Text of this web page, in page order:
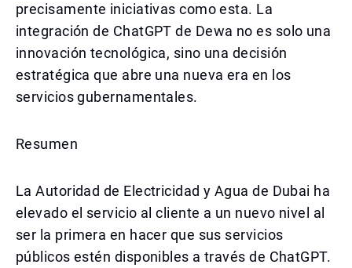
precisamente iniciativas como esta. La
integración de ChatGPT de Dewa no es solo una
innovación tecnológica, sino una decisión
estratégica que abre una nueva era en los
servicios gubernamentales.
Resumen
La Autoridad de Electricidad y Agua de Dubai ha
elevado el servicio al cliente a un nuevo nivel al
ser la primera en hacer que sus servicios
públicos estén disponibles a través de ChatGPT.